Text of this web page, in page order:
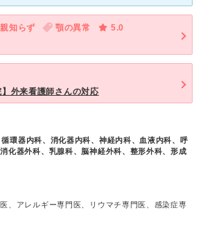
親知らず 顎の異常
5.0
】外来看護師さんの対応
環器内科、消化器内科、神経内科、血液内科、呼
化器外科、乳腺科、脳神経外科、整形外科、形成
、アレルギー専門医、リウマチ専門医、感染症専